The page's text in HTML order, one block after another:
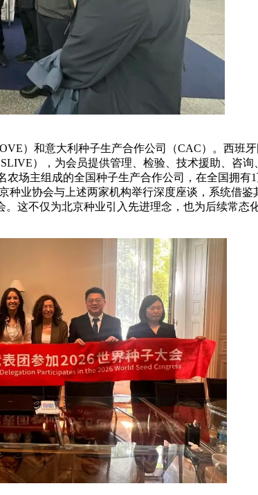
）和意大利种子生产合作公司（CAC）。西班
），为会员提供管理、检验、技术援助、咨
场主组成的全国种子生产合作公司，在全国拥有
业协会与上述两家机构举行深度座谈，系统借
这不仅为北京种业引入先进理念，也为后续常态